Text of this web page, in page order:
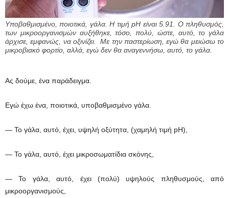
Υποβαθμισμένο, ποιοτικά, γάλα. Η τιμή pH είναι 5.91. Ο πληθυσμός,
των μικροοργανισμών αυξήθηκε, τόσο, πολύ, ώστε, αυτό, το γάλα
άρχισε, εμφανώς, να οξινίζει. Με την παστερίωση, εγώ θα μειώσω το
μικροβιακό φορτίο, αλλά, εγώ δεν θα αναγεννήσω, αυτό, το γάλα.
Ας δούμε, ένα παράδειγμα.
Εγώ έχω ένα, ποιοτικά, υποβαθμισμένο γάλα.
— Το γάλα, αυτό, έχει, υψηλή οξύτητα, (χαμηλή τιμή pH),
— Το γάλα, αυτό, έχει μικροσωματίδια σκόνης,
— Το γάλα, αυτό, έχει (πολύ) υψηλούς πληθυσμούς, από
μικροοργανισμούς,